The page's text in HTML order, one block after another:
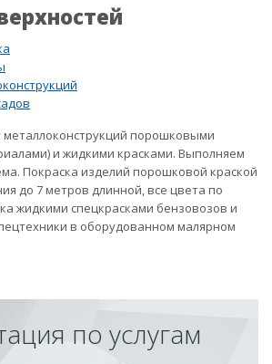
порошковыми
и жидкими красками. Выполняем
Покраска изделий порошковой краской
до 7 метров длинной, все цвета по
жидкими спецкрасками бензовозов и
в оборудованном малярном
по услугам